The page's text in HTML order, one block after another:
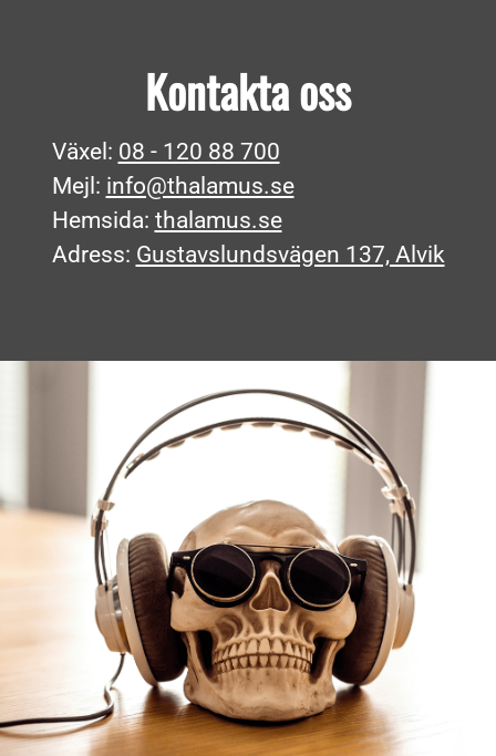
Kontakta oss
Växel: 08 - 120 88 700
Mejl: info@thalamus.se
Hemsida: thalamus.se
Adress: Gustavslundsvägen 137, Alvik